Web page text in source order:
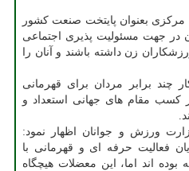
بعنوان پایتخت صنعت کشور
در جهت مسئولیت پذیری اجتماعی
زن داشته باشند و آنان را
چند برابر مردان برای قهرمانی
کسب مقام های جهانی استعداد و
ورزش و جوانان اظهار نمود:
فعالیت حرفه ای و قهرمانی با
بوده اند اما، این معضلات هیچگاه